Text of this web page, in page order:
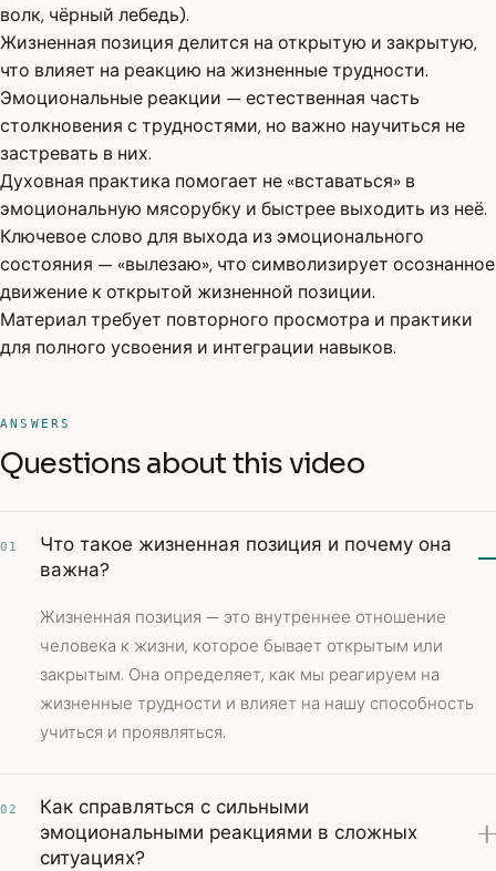
волк, чёрный лебедь).
Жизненная позиция делится на открытую и закрытую,
что влияет на реакцию на жизненные трудности.
Эмоциональные реакции — естественная часть
столкновения с трудностями, но важно научиться не
застревать в них.
Духовная практика помогает не «вставаться» в
эмоциональную мясорубку и быстрее выходить из неё.
Ключевое слово для выхода из эмоционального
состояния — «вылезаю», что символизирует осознанное
движение к открытой жизненной позиции.
Материал требует повторного просмотра и практики
для полного усвоения и интеграции навыков.
ANSWERS
Questions about this video
01
Что такое жизненная позиция и почему она
важна?
Жизненная позиция — это внутреннее отношение
человека к жизни, которое бывает открытым или
закрытым. Она определяет, как мы реагируем на
жизненные трудности и влияет на нашу способность
учиться и проявляться.
02
Как справляться с сильными
эмоциональными реакциями в сложных
ситуациях?